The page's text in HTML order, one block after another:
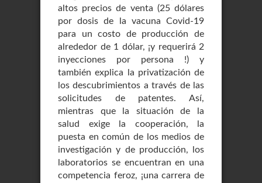
altos precios de venta (25 dólares
por dosis de la vacuna Covid-19
para un costo de producción de
alrededor de 1 dólar, ¡y requerirá 2
inyecciones por persona !) y
también explica la privatización de
los descubrimientos a través de las
solicitudes de patentes. Así,
mientras que la situación de la
salud exige la cooperación, la
puesta en común de los medios de
investigación y de producción, los
laboratorios se encuentran en una
competencia feroz, ¡una carrera de